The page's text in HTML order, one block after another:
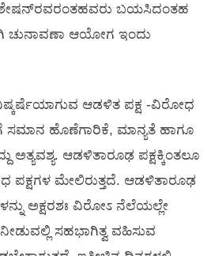
ಬಯಸಿದಂತಹ
ಚುನಾವಣಾ ಆಯೋಗ ಇಂದು
ಆಡಳಿತ ಪಕ್ಷ -ವಿರೋಧ
ಸಮಾನ ಹೊಣೆಗಾರಿಕೆ, ಮಾನ್ಯತೆ ಹಾಗೂ
ಅತ್ಯವಶ್ಯ. ಆಡಳಿತಾರೂಢ ಪಕ್ಷಕ್ಕಿಂತಲೂ
ಪಕ್ಷಗಳ ಮೇಲಿರುತ್ತದೆ. ಆಡಳಿತಾರೂಢ
ಅಕ್ಷರಶಃ ವಿರೋಽ ನೆಲೆಯಲ್ಲೇ
ಸಹಭಾಗಿತ್ವ ವಹಿಸುವ